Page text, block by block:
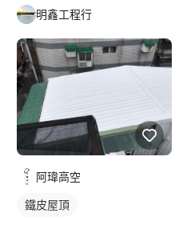
明鑫工程行
阿瑋高空
鐵皮屋頂